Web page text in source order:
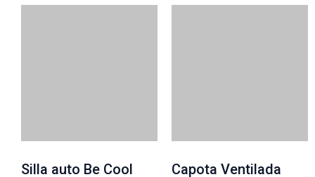
Silla auto Be Cool Capota Ventilada